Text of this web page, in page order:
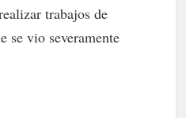
trabajos de
se vio severamente